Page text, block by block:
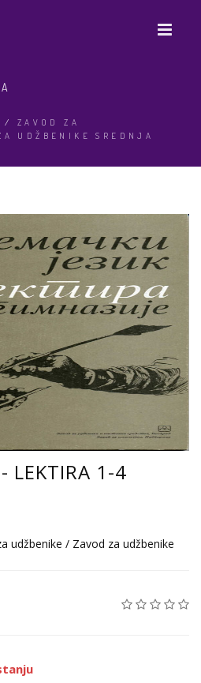
/ ZAVOD ZA
UDŽBENIKE SREDNJA
LEKTIRA 1-4
udžbenike / Zavod za udžbenike